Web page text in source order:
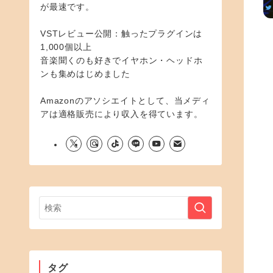
が最速です。
VSTレビュー公開：触ったプラグインは
1,000個以上
音楽聞くのも好きでイヤホン・ヘッドホ
ンも集めはじめました
Amazonのアソシエイトとして、当メディ
アは適格販売により収入を得ています。
タグ